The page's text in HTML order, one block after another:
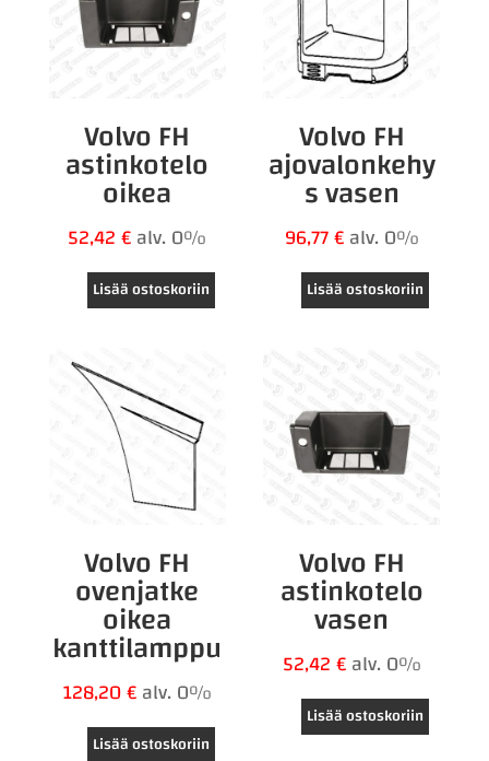
Volvo FH
astinkotelo
oikea
52,42€alv. 0%
Lisää ostoskoriin
Volvo FH
ajovalonkehy
s vasen
96,77€alv. 0%
Lisää ostoskoriin
Volvo FH
ovenjatke
oikea
kanttilamppu
128,20€alv. 0%
Lisää ostoskoriin
Volvo FH
astinkotelo
vasen
52,42€alv. 0%
Lisää ostoskoriin